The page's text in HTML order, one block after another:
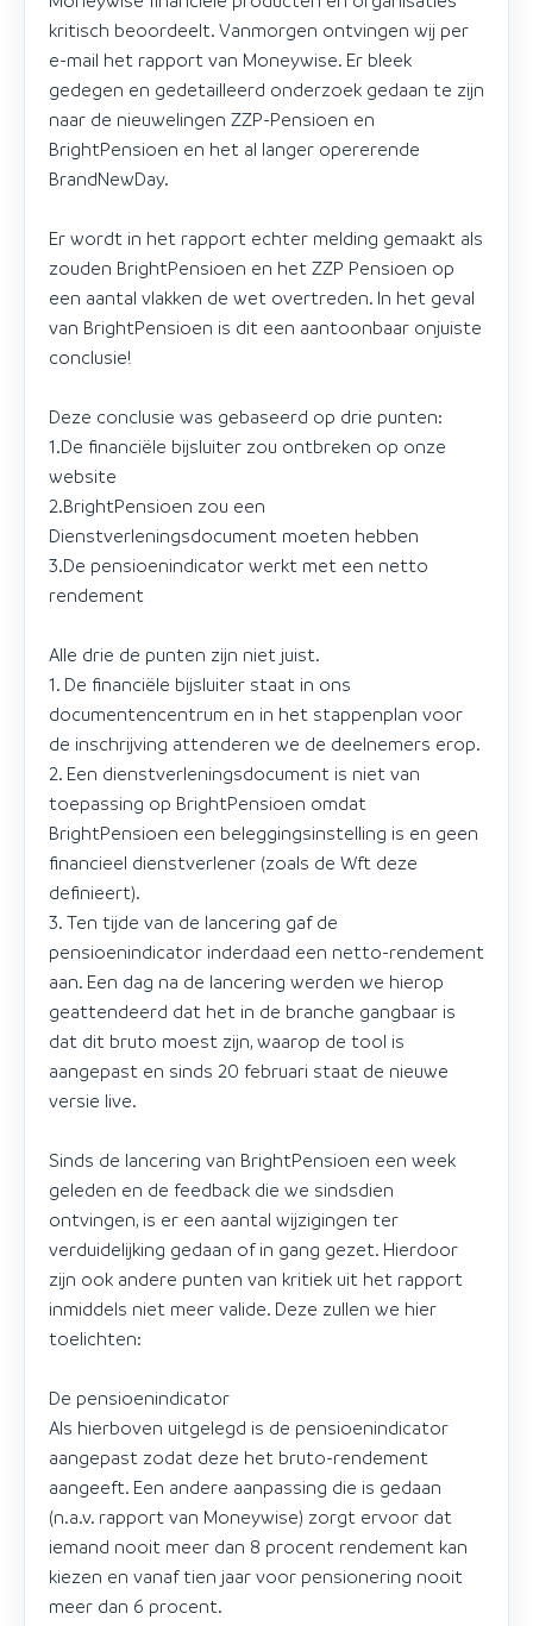
kritisch beoordeelt. Vanmorgen ontvingen wij per
e-mail het rapport van Moneywise. Er bleek
gedegen en gedetailleerd onderzoek gedaan te zijn
naar de nieuwelingen ZZP-Pensioen en
BrightPensioen en het al langer opererende
BrandNewDay.
Er wordt in het rapport echter melding gemaakt als
zouden BrightPensioen en het ZZP Pensioen op
een aantal vlakken de wet overtreden. In het geval
van BrightPensioen is dit een aantoonbaar onjuiste
conclusie!
Deze conclusie was gebaseerd op drie punten:
1.De financiële bijsluiter zou ontbreken op onze
website
2.BrightPensioen zou een
Dienstverleningsdocument moeten hebben
3.De pensioenindicator werkt met een netto
rendement
Alle drie de punten zijn niet juist.
1. De financiële bijsluiter staat in ons
documentencentrum en in het stappenplan voor
de inschrijving attenderen we de deelnemers erop.
2. Een dienstverleningsdocument is niet van
toepassing op BrightPensioen omdat
BrightPensioen een beleggingsinstelling is en geen
financieel dienstverlener (zoals de Wft deze
definieert).
3. Ten tijde van de lancering gaf de
pensioenindicator inderdaad een netto-rendement
aan. Een dag na de lancering werden we hierop
geattendeerd dat het in de branche gangbaar is
dat dit bruto moest zijn, waarop de tool is
aangepast en sinds 20 februari staat de nieuwe
versie live.
Sinds de lancering van BrightPensioen een week
geleden en de feedback die we sindsdien
ontvingen, is er een aantal wijzigingen ter
verduidelijking gedaan of in gang gezet. Hierdoor
zijn ook andere punten van kritiek uit het rapport
inmiddels niet meer valide. Deze zullen we hier
toelichten:
De pensioenindicator
Als hierboven uitgelegd is de pensioenindicator
aangepast zodat deze het bruto-rendement
aangeeft. Een andere aanpassing die is gedaan
(n.a.v. rapport van Moneywise) zorgt ervoor dat
iemand nooit meer dan 8 procent rendement kan
kiezen en vanaf tien jaar voor pensionering nooit
meer dan 6 procent.